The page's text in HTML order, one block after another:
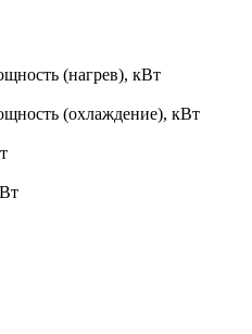
(нагрев), кВт
(охлаждение), кВт